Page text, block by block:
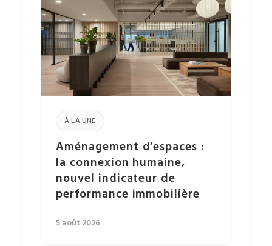
À LA UNE
Aménagement d’espaces :
la connexion humaine,
nouvel indicateur de
performance immobilière
5 août 2026